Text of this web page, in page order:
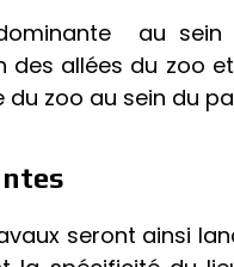
au
allées du zoo
zoo au sein du
seront ainsi